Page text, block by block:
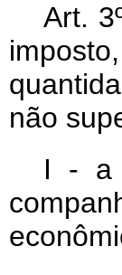
Art.
não
I - a